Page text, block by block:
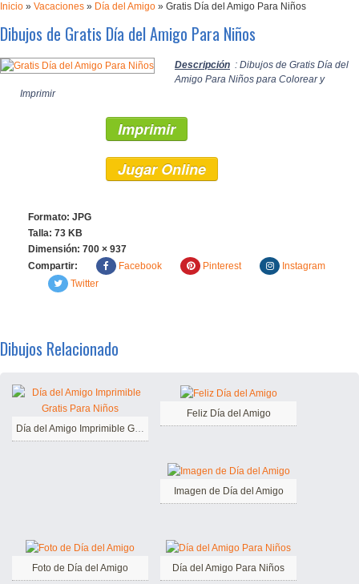
Inicio » Vacaciones » Día del Amigo » Gratis Día del Amigo Para Niños
Dibujos de Gratis Día del Amigo Para Niños
Descripción : Dibujos de Gratis Día del
Amigo Para Niños para Colorear y
Imprimir
Imprimir
Jugar Online
Formato: JPG
Talla: 73 KB
Dimensión: 700 × 937
Compartir:
Facebook Pinterest
Instagram
Twitter
Dibujos Relacionado
Día del Amigo Imprimible Gratis Para Niños
Feliz Día del Amigo
Imagen de Día del Amigo
Foto de Día del Amigo Día del Amigo Para Niños